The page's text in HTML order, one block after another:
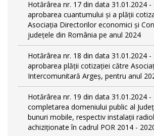
Hotărârea nr. 17 din data 31.01.2024
aprobarea cuantumului și a plății
Asociația Directorilor economici și
județele din România pe anul 2024
Hotărârea nr. 18 din data 31.01.2024
aprobarea plății cotizației către
Intercomunitară Argeș, pentru anul
Hotărârea nr. 19 din data 31.01.2024
completarea domeniului public al
bunuri mobile, respectiv instalații
achiziționate în cadrul POR 2014 -